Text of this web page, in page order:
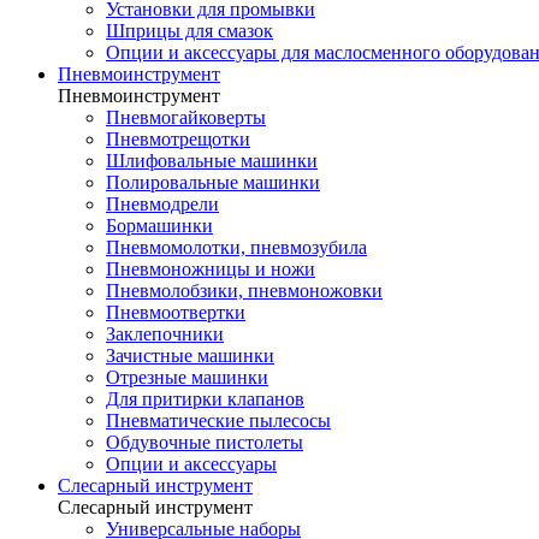
Установки для промывки
Шприцы для смазок
Опции и аксессуары для маслосменного
Пневмоинструмент
Пневмоинструмент
Пневмогайковерты
Пневмотрещотки
Шлифовальные машинки
Полировальные машинки
Пневмодрели
Бормашинки
Пневмомолотки, пневмозубила
Пневмоножницы и ножи
Пневмолобзики, пневмоножовки
Пневмоотвертки
Заклепочники
Зачистные машинки
Отрезные машинки
Для притирки клапанов
Пневматические пылесосы
Обдувочные пистолеты
Опции и аксессуары
Слесарный инструмент
Слесарный инструмент
Универсальные наборы